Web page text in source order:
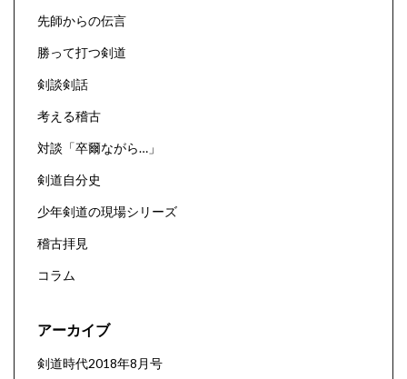
先師からの伝言
勝って打つ剣道
剣談剣話
考える稽古
対談「卒爾ながら…」
剣道自分史
少年剣道の現場シリーズ
稽古拝見
コラム
アーカイブ
剣道時代2018年8月号